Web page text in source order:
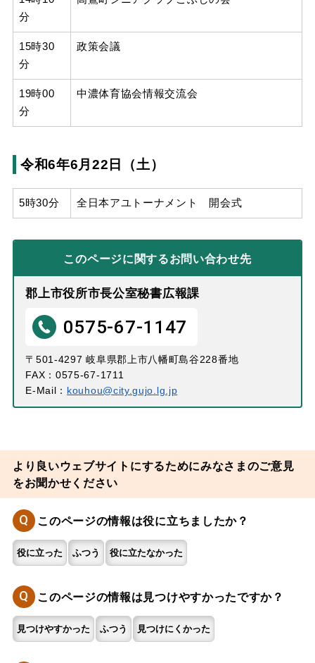
分
15時30
分
政策会議
19時00
分
中濃体育協会情報交流会
令和6年6月22日（土）
5時30分 全日本アユトーナメント 開会式
このページに関するお問い合わせ先
郡上市役所市長公室秘書広報課
0575-67-1147
〒501-4297 岐阜県郡上市八幡町島谷228番地
FAX：0575-67-1711
E-Mail： kouhou@city.gujo.lg.jp
より良いウェブサイトにするためにみなさまのご意見
をお聞かせください
Q このページの情報は役に立ちましたか？
役に立った ふつう 役に立たなかった
Q このページの情報は見つけやすかったですか？
見つけやすかった ふつう 見つけにくかった